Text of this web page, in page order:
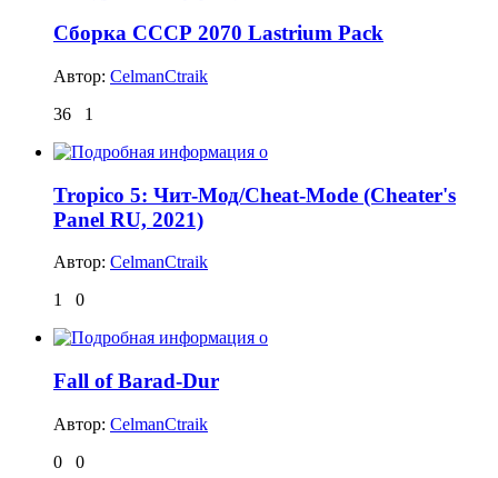
Сборка СССР 2070 Lastrium Pack
Автор: CelmanCtraik
36
1
Tropico 5: Чит-Мод/Cheat-Mode (Cheater's
Panel RU, 2021)
Автор: CelmanCtraik
1
0
Fall of Barad-Dur
Автор: CelmanCtraik
0
0